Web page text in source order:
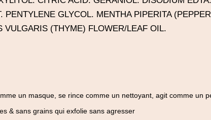
PENTYLENE GLYCOL. MENTHA PIPERITA
VULGARIS (THYME) FLOWER/LEAF OIL.
un masque, se rince comme un nettoyant, agit comme un
& sans grains qui exfolie sans agresser